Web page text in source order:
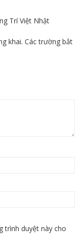
Trí Việt Nhật
khai. Các trường bắt
trình duyệt này cho